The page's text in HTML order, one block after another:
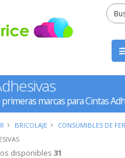
marcas para Cintas
BRICOLAJE
CONSUMIBLES DE
disponibles 31